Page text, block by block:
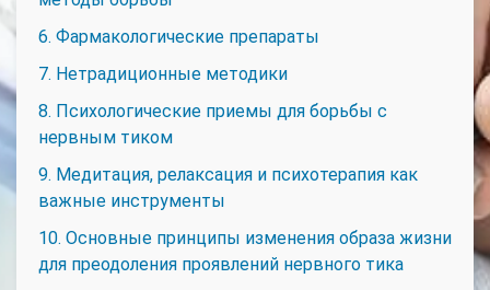
6. Фармакологические препараты
7. Нетрадиционные методики
8. Психологические приемы для борьбы с
нервным тиком
9. Медитация, релаксация и психотерапия как
важные инструменты
10. Основные принципы изменения образа жизни
для преодоления проявлений нервного тика